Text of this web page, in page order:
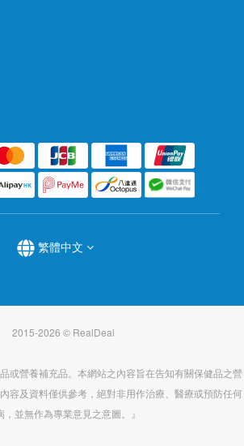
繁體中文
2015-2026 © RealDeal
或營養補充品。本網站之內容旨在告知有關保健品之營
容及資料僅供參考，絕對非用作治療、醫療或預防任何
，並無作為專業意見之意圖。』